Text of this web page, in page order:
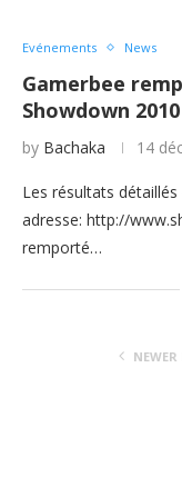
Evénements News
Gamerbee
Showdown
by Bachaka 14
Les résultats
adresse: http://
remporté…
NEWER